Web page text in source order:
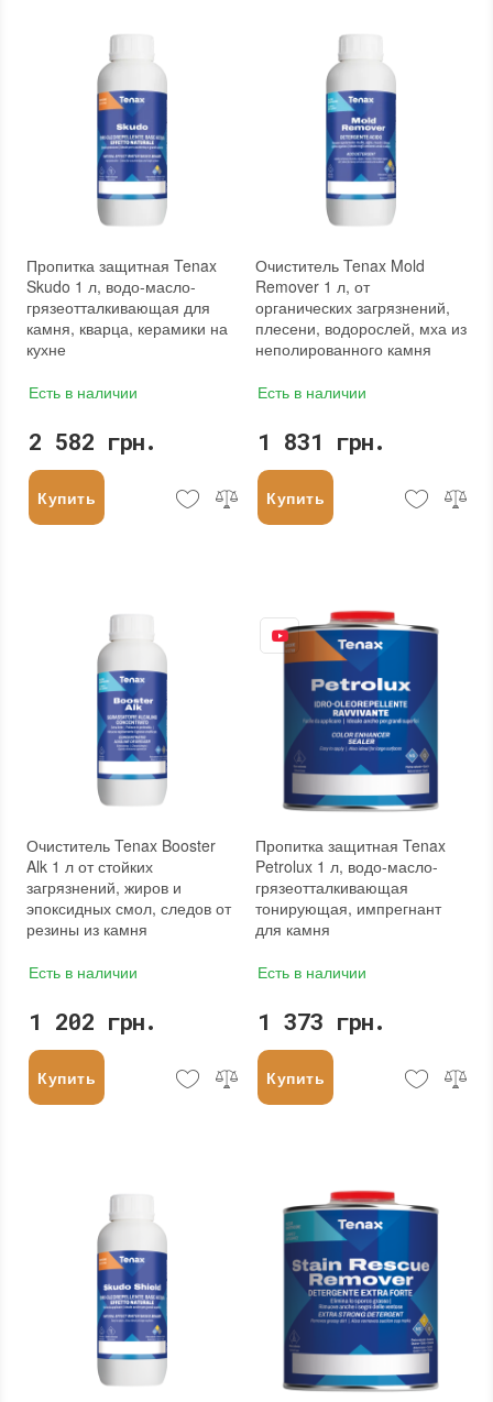
Пропитка защитная Tenax
Skudo 1 л, водо-масло-
грязеотталкивающая для
камня, кварца, керамики на
кухне
Есть в наличии
2 582 грн.
Купить
Очиститель Tenax Mold
Remover 1 л, от
органических загрязнений,
плесени, водорослей, мха из
неполированного камня
Есть в наличии
1 831 грн.
Купить
Очиститель Tenax Booster
Alk 1 л от стойких
загрязнений, жиров и
эпоксидных смол, следов от
резины из камня
Есть в наличии
1 202 грн.
Купить
Пропитка защитная Tenax
Petrolux 1 л, водо-масло-
грязеотталкивающая
тонирующая, импрегнант
для камня
Есть в наличии
1 373 грн.
Купить